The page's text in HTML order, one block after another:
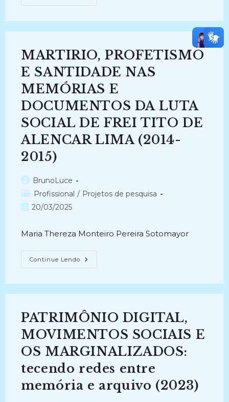
E
E
No
Enfrentamento
Do
Regime
Ditatorial
Civil-
No
Brasil
(2013-
2015)
MARTIRIO, PROFETISMO
E SANTIDADE NAS
MEMÓRIAS E
DOCUMENTOS DA LUTA
SOCIAL DE FREI TITO DE
ALENCAR LIMA (2014-
2015)
Autor
do
post:
BrunoLuce
Categoria
do
Profissional / Projetos de pesquisa
Post20/03/2025
Maria Thereza Monteiro Pereira Sotomayor
Continue Lendo MARTIRIO,
PROFETISMO
MEMÓRIAS
DOCUMENTOS
DA
LUTA
SOCIAL
DE
FREI
TITO
ALENCAR
LIMA
(2014-
2015)
PATRIMÔNIO DIGITAL,
MOVIMENTOS SOCIAIS E
OS MARGINALIZADOS:
tecendo redes entre
memória e arquivo (2023)